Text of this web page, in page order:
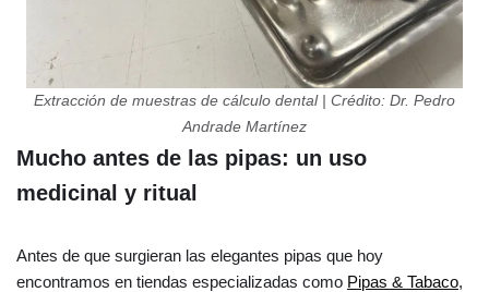
Extracción de muestras de cálculo dental | Crédito: Dr. Pedro
Andrade Martínez
Mucho antes de las pipas: un uso
medicinal y ritual
Antes de que surgieran las elegantes pipas que hoy
encontramos en tiendas especializadas como Pipas & Tabaco,